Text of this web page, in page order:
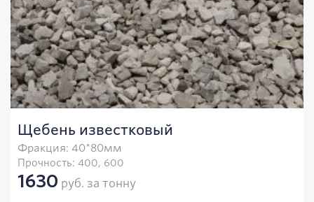
Щебень известковый
Фракция: 40*80мм
Прочность: 400, 600
1630 руб. за тонну